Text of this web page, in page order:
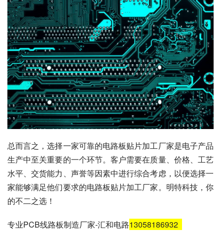
总而言之，选择一家可靠的电路板贴片加工厂家是电子产品
生产中至关重要的一个环节。客户需要在质量、价格、工艺
水平、交货能力、声誉等因素中进行综合考虑，以便选择一
家能够满足他们要求的电路板贴片加工厂家。明特科技，你
的不二之选！
专业PCB线路板制造厂家-汇和电路13058186932